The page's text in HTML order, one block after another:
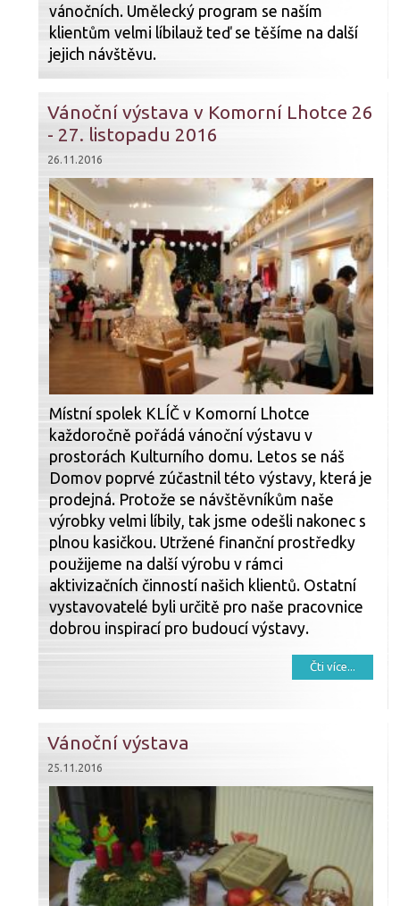
vánočních. Umělecký program se naším
klientům velmi líbilauž teď se těšíme na další
jejich návštěvu.
Vánoční výstava v Komorní Lhotce 26
- 27. listopadu 2016
26.11.2016
Místní spolek KLÍČ v Komorní Lhotce
každoročně pořádá vánoční výstavu v
prostorách Kulturního domu. Letos se náš
Domov poprvé zúčastnil této výstavy, která je
prodejná. Protože se návštěvníkům naše
výrobky velmi líbily, tak jsme odešli nakonec s
plnou kasičkou. Utržené finanční prostředky
použijeme na další výrobu v rámci
aktivizačních činností našich klientů. Ostatní
vystavovatelé byli určitě pro naše pracovnice
dobrou inspirací pro budoucí výstavy.
Čti více...
Vánoční výstava
25.11.2016